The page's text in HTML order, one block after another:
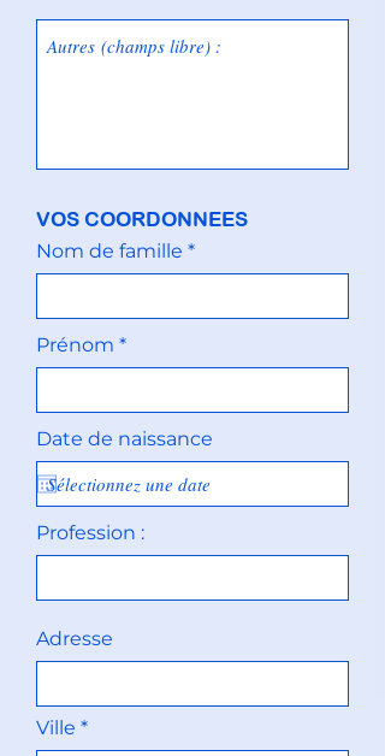
VOS COORDONNEES
Nom de famille
Prénom
Date de naissance
Profession :
Adresse
Ville